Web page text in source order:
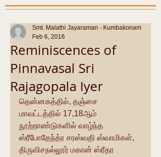
Reminiscences of
Pinnavasal Sri
Rajagopala Iyer
Smt. Malathi Jayaraman - Kumbakonam
Feb 6, 2016
தென்னகத்தில், தஞ்சை
மாவட்டத்தில் 17,18ஆம்
நூற்றாண்டுகளில் வாழ்ந்த
ஸ்ரீபோதேந்த்ர சரஸ்வதி ஸ்வாமிகள்,
திருவிசநல்லூர் மகான் ஸ்ரீதர